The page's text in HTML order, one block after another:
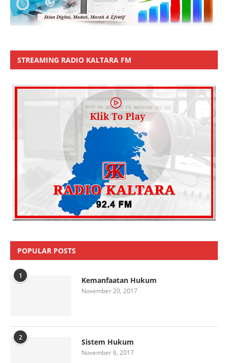
STREAMING RADIO KALTARA FM
POPULAR POSTS
1 Kemanfaatan Hukum
November 20, 2017
2 Sistem Hukum
November 6, 2017